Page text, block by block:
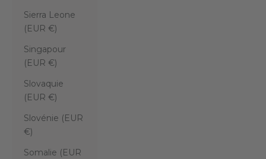
Sierra Leone
(EUR €)
Singapour
(EUR €)
Slovaquie
(EUR €)
Slovénie (EUR
€)
Somalie (EUR